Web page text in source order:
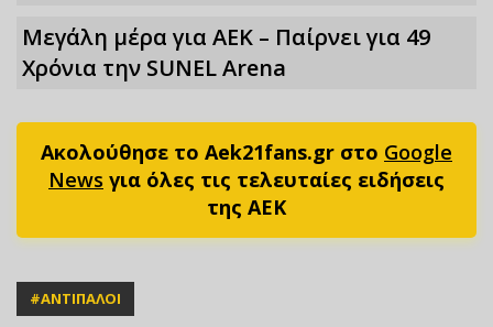
Μεγάλη μέρα για ΑΕΚ – Παίρνει για 49
Xρόνια την SUNEL Arena
Ακολούθησε το Aek21fans.gr στο Google
News για όλες τις τελευταίες ειδήσεις
της ΑΕΚ
#ΑΝΤΙΠΑΛΟΙ